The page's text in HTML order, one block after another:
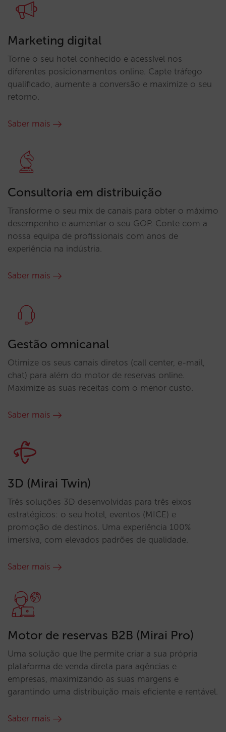
Marketing digital
Torne o seu hotel conhecido e acessível nos
diferentes posicionamentos online. Capte tráfego
qualificado, aumente a conversão e maximize o seu
retorno.
Saber mais
Consultoria em distribuição
Transforme o seu mix de canais para obter o máximo
desempenho e aumentar o seu GOP. Conte com a
nossa equipa de profissionais com anos de
experiência na indústria.
Saber mais
Gestão omnicanal
Otimize os seus canais diretos (call center, e-mail,
chat) para além do motor de reservas online.
Maximize as suas receitas com o menor custo.
Saber mais
3D (Mirai Twin)
Três soluções 3D desenvolvidas para três eixos
estratégicos: o seu hotel, eventos (MICE) e
promoção de destinos. Uma experiência 100%
imersiva, com elevados padrões de qualidade.
Saber mais
Motor de reservas B2B (Mirai Pro)
Uma solução que lhe permite criar a sua própria
plataforma de venda direta para agências e
empresas, maximizando as suas margens e
garantindo uma distribuição mais eficiente e rentável.
Saber mais